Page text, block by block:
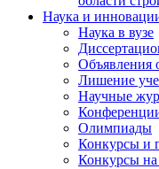
Наука и
Наука в вузе
Объявления
Лишение
Научные
Олимпиады
Конкурсы и
Конкурсы